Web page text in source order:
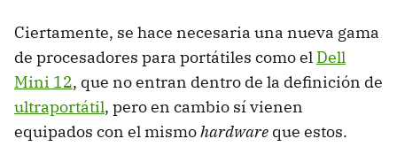
Ciertamente, se hace necesaria una nueva gama
de procesadores para portátiles como el Dell
Mini 12, que no entran dentro de la definición de
ultraportátil, pero en cambio sí vienen
equipados con el mismohardware que estos.